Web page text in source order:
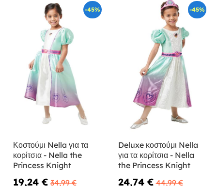
-45%
Κοστούμι Nella για τα
κορίτσια - Nella the
Princess Knight
19,24 € 34,99 €
-45%
Deluxe κοστούμι Nella
για τα κορίτσια - Nella
the Princess Knight
24,74 € 44,99 €